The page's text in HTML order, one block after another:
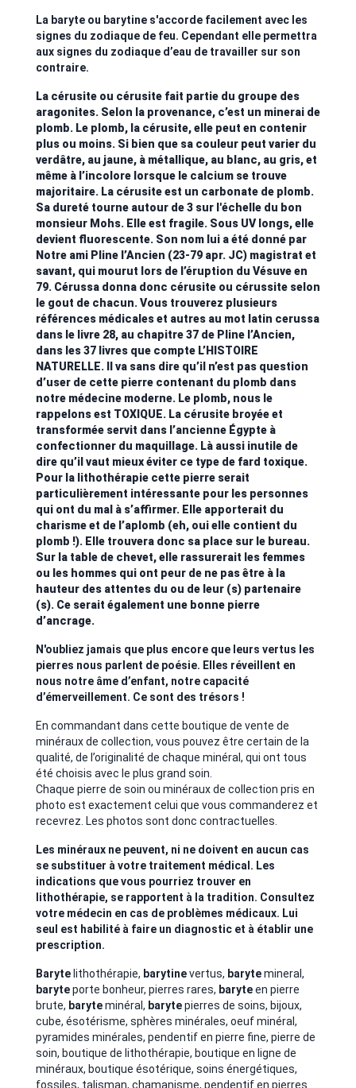
La baryte ou barytine s'accorde facilement avec les
signes du zodiaque de feu. Cependant elle permettra
aux signes du zodiaque d’eau de travailler sur son
contraire.
La cérusite ou cérusite fait partie du groupe des
aragonites. Selon la provenance, c’est un minerai de
plomb. Le plomb, la cérusite, elle peut en contenir
plus ou moins. Si bien que sa couleur peut varier du
verdâtre, au jaune, à métallique, au blanc, au gris, et
même à l’incolore lorsque le calcium se trouve
majoritaire. La cérusite est un carbonate de plomb.
Sa dureté tourne autour de 3 sur l'échelle du bon
monsieur Mohs. Elle est fragile. Sous UV longs, elle
devient fluorescente. Son nom lui a été donné par
Notre ami Pline l’Ancien (23-79 apr. JC) magistrat et
savant, qui mourut lors de l’éruption du Vésuve en
79. Cérussa donna donc cérusite ou cérussite selon
le gout de chacun. Vous trouverez plusieurs
références médicales et autres au mot latin cerussa
dans le livre 28, au chapitre 37 de Pline l’Ancien,
dans les 37 livres que compte L’HISTOIRE
NATURELLE. Il va sans dire qu’il n’est pas question
d’user de cette pierre contenant du plomb dans
notre médecine moderne. Le plomb, nous le
rappelons est TOXIQUE. La cérusite broyée et
transformée servit dans l’ancienne Égypte à
confectionner du maquillage. Là aussi inutile de
dire qu’il vaut mieux éviter ce type de fard toxique.
Pour la lithothérapie cette pierre serait
particulièrement intéressante pour les personnes
qui ont du mal à s’affirmer. Elle apporterait du
charisme et de l’aplomb (eh, oui elle contient du
plomb !). Elle trouvera donc sa place sur le bureau.
Sur la table de chevet, elle rassurerait les femmes
ou les hommes qui ont peur de ne pas être à la
hauteur des attentes du ou de leur (s) partenaire
(s). Ce serait également une bonne pierre
d’ancrage.
N'oubliez jamais que plus encore que leurs vertus les
pierres nous parlent de poésie. Elles réveillent en
nous notre âme d’enfant, notre capacité
d’émerveillement. Ce sont des trésors !
En commandant dans cette boutique de vente de
minéraux de collection, vous pouvez être certain de la
qualité, de l’originalité de chaque minéral, qui ont tous
été choisis avec le plus grand soin.
Chaque pierre de soin ou minéraux de collection pris en
photo est exactement celui que vous commanderez et
recevrez. Les photos sont donc contractuelles.
Les minéraux ne peuvent, ni ne doivent en aucun cas
se substituer à votre traitement médical. Les
indications que vous pourriez trouver en
lithothérapie, se rapportent à la tradition. Consultez
votre médecin en cas de problèmes médicaux. Lui
seul est habilité à faire un diagnostic et à établir une
prescription.
Baryte lithothérapie, barytinevertus, barytemineral,
baryteporte bonheur, pierres rares, baryteen pierre
brute, baryteminéral, barytepierres de soins, bijoux,
cube, ésotérisme, sphères minérales, oeuf minéral,
pyramides minérales, pendentif en pierre fine, pierre de
soin, boutique de lithothérapie, boutique en ligne de
minéraux, boutique ésotérique, soins énergétiques,
fossiles, talisman, chamanisme, pendentif en pierres